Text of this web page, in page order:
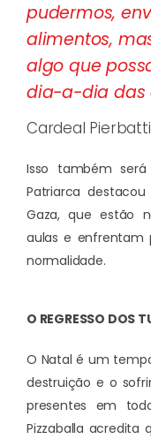
pudermos,
alimentos,
algo que
dia-a-dia das
Cardeal
Isso também
Patriarca
Gaza, que estão
aulas e enfrentam
normalidade.
O REGRESSO DOS
O Natal é um
destruição e o
presentes em
Pizzaballa